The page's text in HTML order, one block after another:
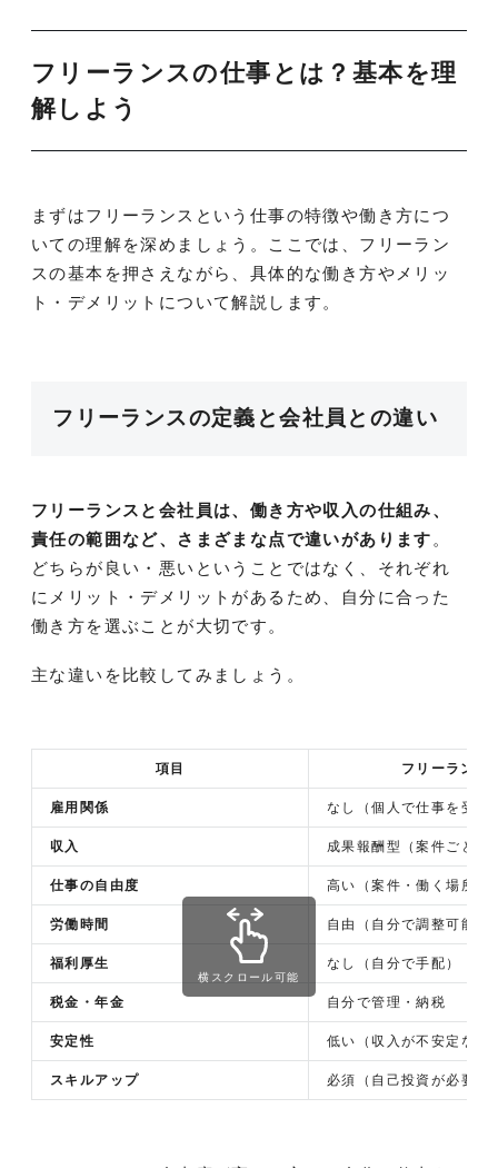
フリーランスの仕事とは？基本を理
解しよう
まずはフリーランスという仕事の特徴や働き方につ
いての理解を深めましょう。ここでは、フリーラン
スの基本を押さえながら、具体的な働き方やメリッ
ト・デメリットについて解説します。
フリーランスの定義と会社員との違い
フリーランスと会社員は、働き方や収入の仕組み、
責任の範囲など、さまざまな点で違いがあります 。
どちらが良い・悪いということではなく、それぞれ
にメリット・デメリットがあるため、自分に合った
働き方を選ぶことが大切です。
主な違いを比較してみましょう。
項目 フリーランス
雇用関係 なし（個人で仕事を受注
収入 成果報酬型（案件ごとに
仕事の自由度 高い（案件・働く場所を
労働時間 自由（自分で調整可能）
福利厚生 なし（自分で手配）
税金・年金 自分で管理・納税
安定性 低い（収入が不安定な場
スキルアップ 必須（自己投資が必要）
横スクロール可能